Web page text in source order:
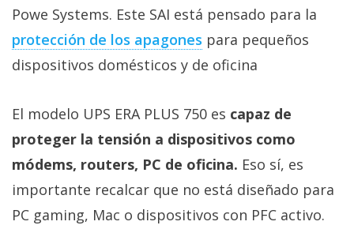
Powe Systems. Este SAI está pensado para la
protección de los apagones para pequeños
dispositivos domésticos y de oficina
El modelo UPS ERA PLUS 750 es capaz de
proteger la tensión a dispositivos como
módems, routers, PC de oficina. Eso sí, es
importante recalcar que no está diseñado para
PC gaming, Mac o dispositivos con PFC activo.